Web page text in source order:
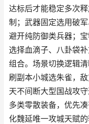
达标后才能稳定多次
制；武器固定选用破
避开纯防御类兵器；
选择血滴子、八卦袋
组合。场景切换逻辑
刷副本小城选朱雀，
天不间断大型国战攻
多类零散装备，优先
化魏延唯一攻城天赋